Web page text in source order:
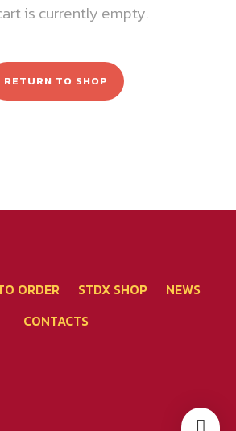
is currently empty.
RETURN TO SHOP
ORDER STDX SHOP
NEWS
CONTACTS
โทรศัพท์ 02-267-2020